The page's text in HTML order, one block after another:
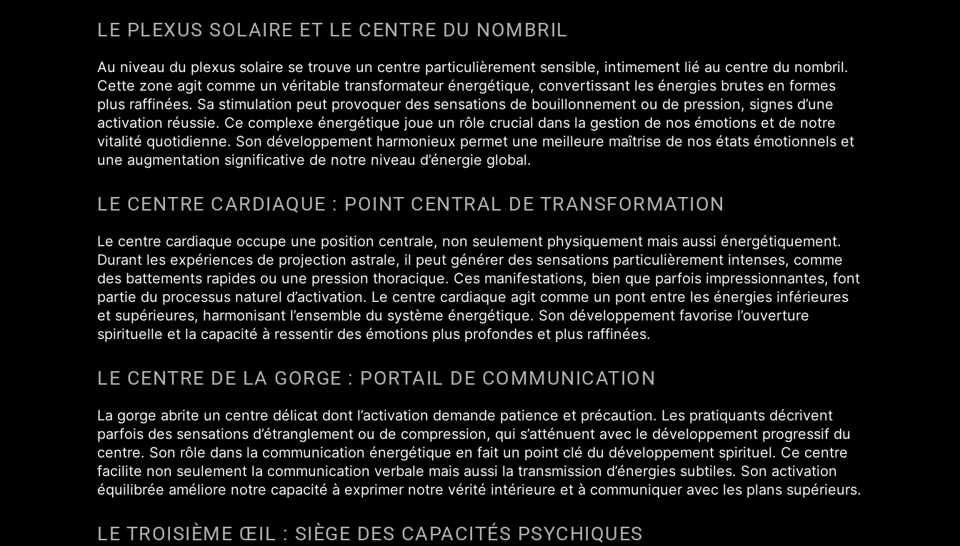
LE PLEXUS SOLAIRE ET LE CENTRE DU NOMBRIL
Au niveau du plexus solaire se trouve un centre particulièrement sensible, intimement lié au centre du nombril.
Cette zone agit comme un véritable transformateur énergétique, convertissant les énergies brutes en formes
plus raffinées. Sa stimulation peut provoquer des sensations de bouillonnement ou de pression, signes d’une
activation réussie. Ce complexe énergétique joue un rôle crucial dans la gestion de nos émotions et de notre
vitalité quotidienne. Son développement harmonieux permet une meilleure maîtrise de nos états émotionnels et
une augmentation significative de notre niveau d’énergie global.
LE CENTRE CARDIAQUE : POINT CENTRAL DE TRANSFORMATION
Le centre cardiaque occupe une position centrale, non seulement physiquement mais aussi énergétiquement.
Durant les expériences de projection astrale, il peut générer des sensations particulièrement intenses, comme
des battements rapides ou une pression thoracique. Ces manifestations, bien que parfois impressionnantes, font
partie du processus naturel d’activation. Le centre cardiaque agit comme un pont entre les énergies inférieures
et supérieures, harmonisant l’ensemble du système énergétique. Son développement favorise l’ouverture
spirituelle et la capacité à ressentir des émotions plus profondes et plus raffinées.
LE CENTRE DE LA GORGE : PORTAIL DE COMMUNICATION
La gorge abrite un centre délicat dont l’activation demande patience et précaution. Les pratiquants décrivent
parfois des sensations d’étranglement ou de compression, qui s’atténuent avec le développement progressif du
centre. Son rôle dans la communication énergétique en fait un point clé du développement spirituel. Ce centre
facilite non seulement la communication verbale mais aussi la transmission d’énergies subtiles. Son activation
équilibrée améliore notre capacité à exprimer notre vérité intérieure et à communiquer avec les plans supérieurs.
LE TROISIÈME ŒIL : SIÈGE DES CAPACITÉS PSYCHIQUES